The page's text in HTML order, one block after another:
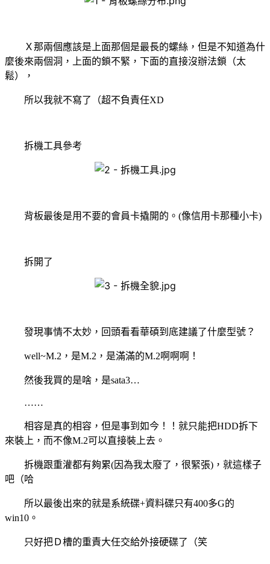
Ｘ那兩個應該是上面那個是最長的螺絲，但是不知道為什
麼後來兩個洞，上面的鎖不緊，下面的直接沒辦法鎖（太
鬆），
所以我就不寫了（超不負責任XD
拆機工具參考
背板最後是用不要的會員卡撬開的。 (像信用卡那種小卡)
拆開了
發現事情不太妙，回頭看看華碩到底建議了什麼型號？
well~M.2 ，是M.2 ，是滿滿的M.2啊啊啊！
然後我買的是啥，是sata3…
……
相容是真的相容，但是事到如今！！就只能把HDD拆下
來裝上，而不像M.2可以直接裝上去。
拆機跟重灌都有夠累(因為我太廢了，很緊張) ，就這樣子
吧（哈
所以最後出來的就是系統碟+資料碟只有400多G的
win10 。
只好把Ｄ槽的重責大任交給外接硬碟了（笑